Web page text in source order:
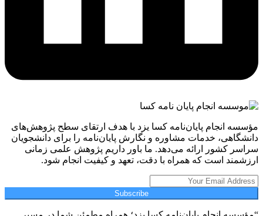
مؤسسه انجام پایان‌نامه کسا یزد با هدف ارتقای سطح پژوهش‌های
دانشگاهی، خدمات مشاوره و نگارش پایان‌نامه را برای دانشجویان
سراسر کشور ارائه می‌دهد. ما باور داریم پژوهش علمی زمانی
ارزشمند است که همراه با دقت، تعهد و کیفیت انجام شود.
Subscribe